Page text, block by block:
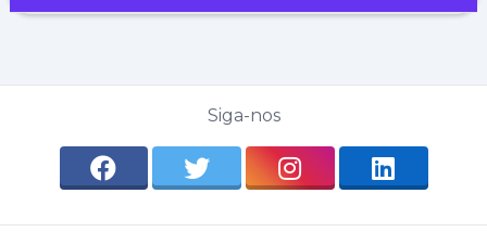
Siga-nos